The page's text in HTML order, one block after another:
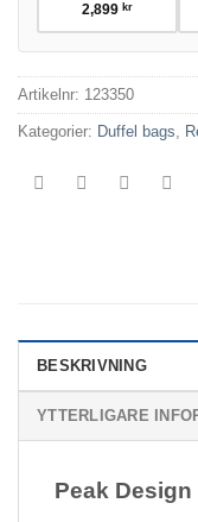
2,899 kr
Artikelnr: 123350
Kategorier: Duffel bags,
BESKRIVNING
YTTERLIGARE
Peak